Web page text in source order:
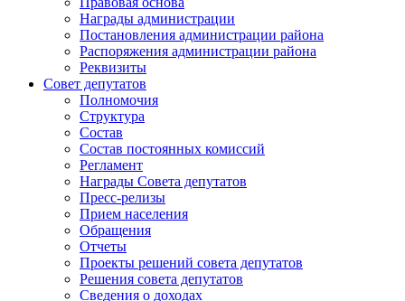
Награды администрации
Постановления администрации района
Распоряжения администрации района
Реквизиты
Совет депутатов
Полномочия
Структура
Состав
Состав постоянных комиссий
Регламент
Награды Совета депутатов
Пресс-релизы
Прием населения
Обращения
Отчеты
Проекты решений совета депутатов
Решения совета депутатов
Сведения о доходах